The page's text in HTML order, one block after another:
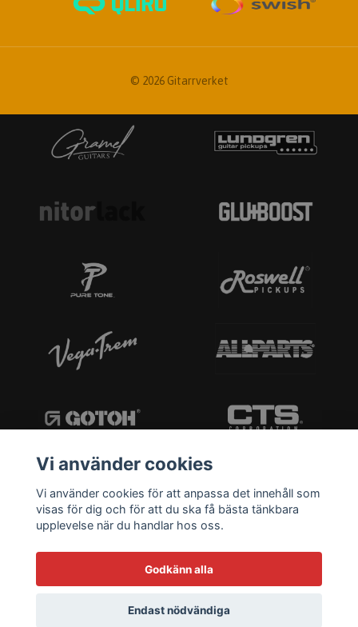
© 2026 Gitarrverket
Vi använder cookies
Vi använder cookies för att anpassa det innehåll som
visas för dig och för att du ska få bästa tänkbara
upplevelse när du handlar hos oss.
Godkänn alla
Endast nödvändiga